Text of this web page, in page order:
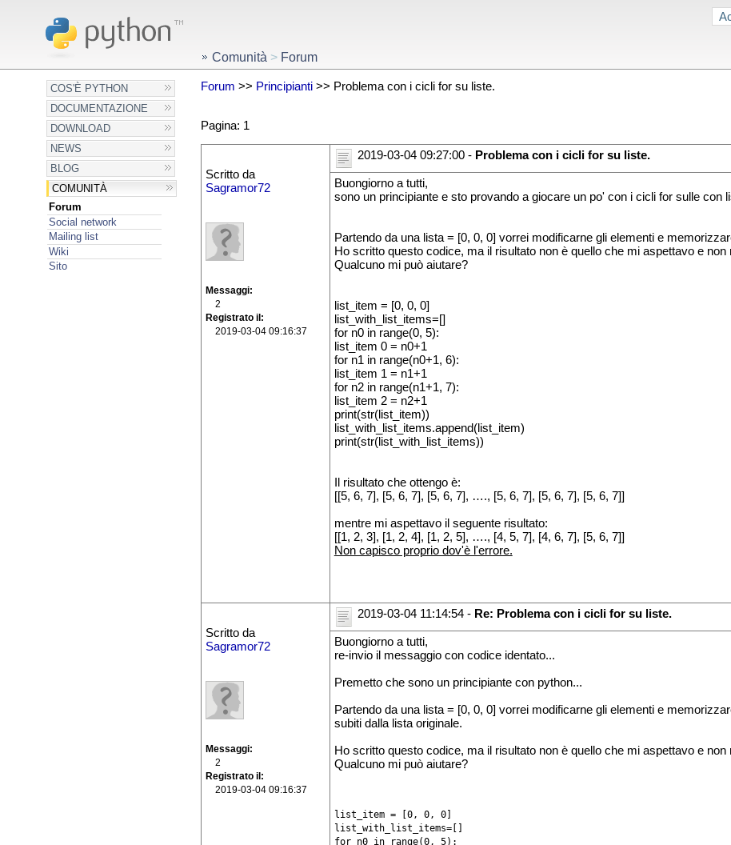
COS'È PYTHON
DOCUMENTAZIONE
DOWNLOAD
NEWS
BLOG
COMUNITÀ
Forum
Social network
Mailing list
Wiki
Sito
Comunità > Forum
Forum >> Principianti>> Problema con i cicli for su liste.
Pagina: 1
Scritto da
Sagramor72
Messaggi
2
Registrato il
2019-03-04 09:16:37
2019-03-04 09:27:00 - Problema con i cicli for su liste.
Buongiorno a tutti,
sono un principiante e sto provando a giocare un po' con i cicli for sulle con
Partendo da una lista = [0, 0, 0] vorrei modificarne gli elementi e
Ho scritto questo codice, ma il risultato non è quello che mi aspettavo e
Qualcuno mi può aiutare?
list_item = [0, 0, 0]
list_with_list_items=[]
for n0 in range(0, 5):
list_item 0 = n0+1
for n1 in range(n0+1, 6):
list_item 1 = n1+1
for n2 in range(n1+1, 7):
list_item 2 = n2+1
print(str(list_item))
list_with_list_items.append(list_item)
print(str(list_with_list_items))
Il risultato che ottengo è:
[[5, 6, 7], [5, 6, 7], [5, 6, 7], …., [5, 6, 7], [5, 6, 7], [5, 6, 7]]
mentre mi aspettavo il seguente risultato:
[[1, 2, 3], [1, 2, 4], [1, 2, 5], …., [4, 5, 7], [4, 6, 7], [5, 6, 7]]
Non capisco proprio dov'è l'errore.
Scritto da
Sagramor72
Messaggi
2
Registrato il
2019-03-04 09:16:37
2019-03-04 11:14:54 - Re: Problema con i cicli for su liste.
Buongiorno a tutti,
re-invio il messaggio con codice identato...
Premetto che sono un principiante con python...
Partendo da una lista = [0, 0, 0] vorrei modificarne gli elementi e
subiti dalla lista originale.
Ho scritto questo codice, ma il risultato non è quello che mi aspettavo e
Qualcuno mi può aiutare?
list_item = [0, 0, 0]
list_with_list_items=[]
for n0 in range(0, 5):